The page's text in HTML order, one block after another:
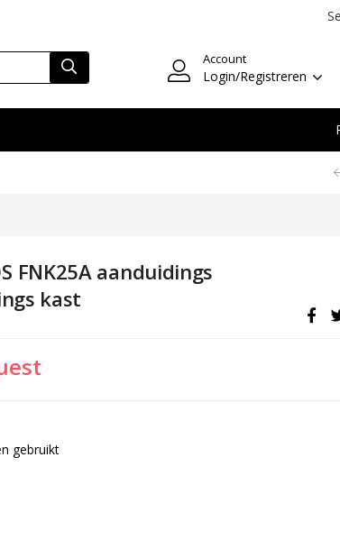
Account
Login/Registreren
FNK25A aanduidings
kast
gebruikt